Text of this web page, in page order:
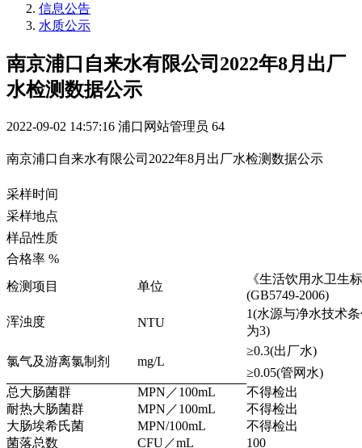
信息公告
水质公示
南京浦口自来水有限公司2022年8月出厂
水检测数据公示
2022-09-02 14:57:16 浦口网站管理员 64
南京浦口自来水有限公司2022年8月出厂水检测数据公示
采样时间
采样地点
样品性质
合格率 %
检测项目
单位
《生活饮用水卫生
(GB5749-2006)
浑浊度
NTU
1(水源与净水技术
为3)
氯气及游离氯制剂 mg/L
≥0.3(出厂水)
≥0.05(管网水)
总大肠菌群
MPN ／100mL
不得检出
耐热大肠菌群
MPN ／100mL
不得检出
大肠埃希氏菌
MPN/100mL
不得检出
菌落总数
CFU／mL
100